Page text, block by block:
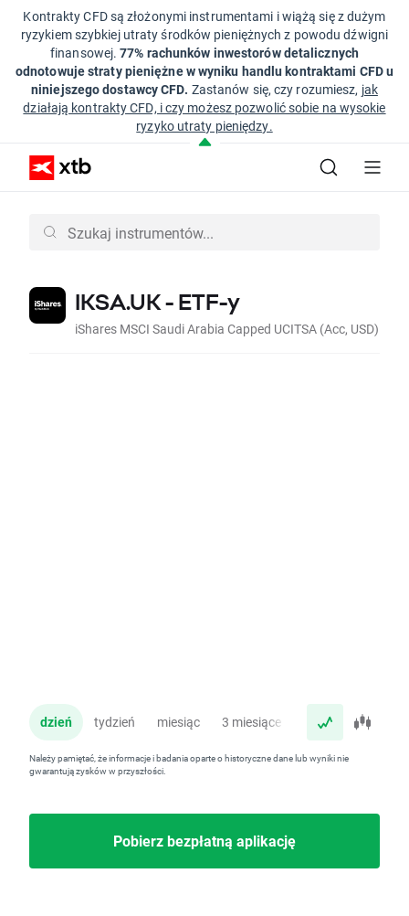
Kontrakty CFD są złożonymi instrumentami i wiążą się z dużym
ryzykiem szybkiej utraty środków pieniężnych z powodu dźwigni
finansowej.77% rachunków inwestorów detalicznych
odnotowuje straty pieniężne w wyniku handlu kontraktami CFD u
niniejszego dostawcy CFD. Zastanów się, czy rozumiesz, jak
działają kontrakty CFD, i czy możesz pozwolić sobie na wysokie
ryzyko utraty pieniędzy.
IKSA.UK - ETF-y
iShares MSCI Saudi Arabia Capped UCITSA (Acc, USD)
dzień tydzień miesiąc 3 miesiące rok
Należy pamiętać, że informacje i badania oparte o historyczne dane lub wyniki nie
gwarantują zysków w przyszłości.
Pobierz bezpłatną aplikację